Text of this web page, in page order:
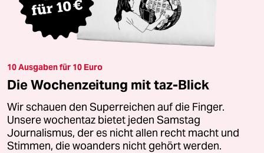
10 Ausgaben für 10 Euro
Die Wochenzeitung mit taz-Blick
Wir schauen den Superreichen auf die Finger.
Unsere wochentaz bietet jeden Samstag
Journalismus, der es nicht allen recht macht und
Stimmen, die woanders nicht gehört werden.